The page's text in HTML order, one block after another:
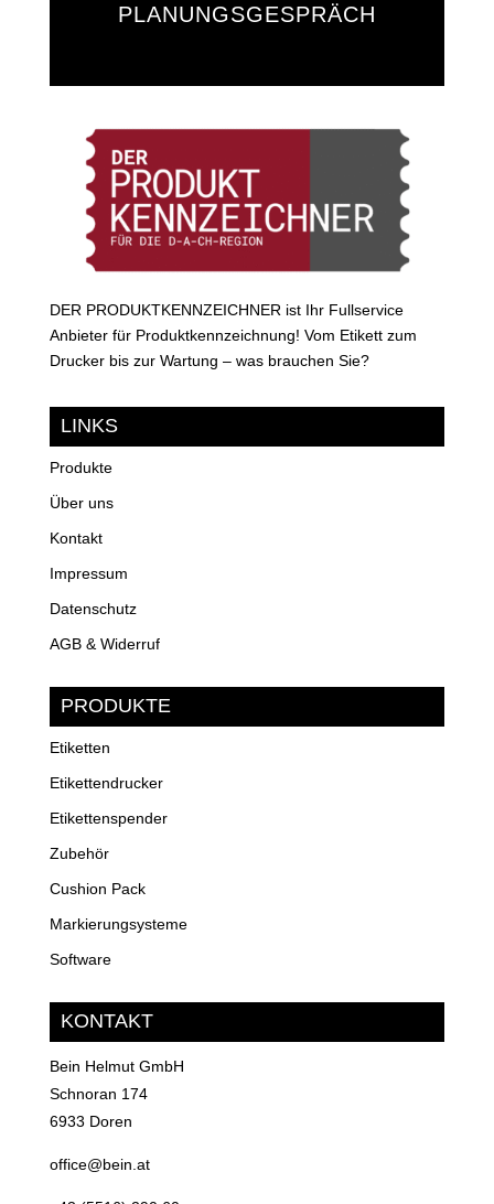
PLANUNGSGESPRÄCH
DER PRODUKTKENNZEICHNER ist Ihr Fullservice
Anbieter für Produktkennzeichnung! Vom Etikett zum
Drucker bis zur Wartung – was brauchen Sie?
LINKS
Produkte
Über uns
Kontakt
Impressum
Datenschutz
AGB & Widerruf
PRODUKTE
Etiketten
Etikettendrucker
Etikettenspender
Zubehör
Cushion Pack
Markierungsysteme
Software
KONTAKT
Bein Helmut GmbH
Schnoran 174
6933 Doren
office@bein.at